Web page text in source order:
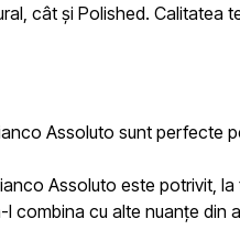
cât și Polished.
Assoluto sunt perfecte
Assoluto este potrivit, la
combina cu alte nuanțe